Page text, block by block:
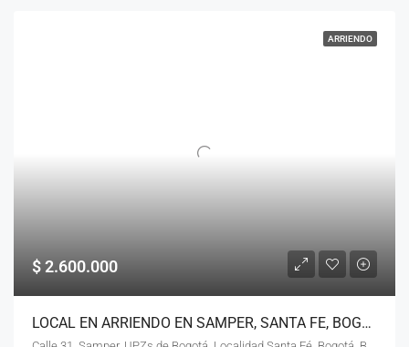
ARRIENDO
$ 2.600.000
LOCAL EN ARRIENDO EN SAMPER, SANTA FE, BOGOTÁ, D.C. – (919)